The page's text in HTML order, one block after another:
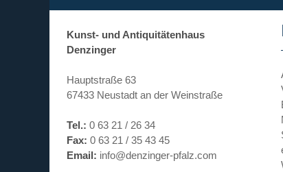
Kunst- und Antiquitätenhaus
Denzinger
Hauptstraße 63
67433 Neustadt an der Weinstraße
Tel.: 0 63 21 / 26 34
Fax: 0 63 21 / 35 43 45
Email: info@denzinger-pfalz.com